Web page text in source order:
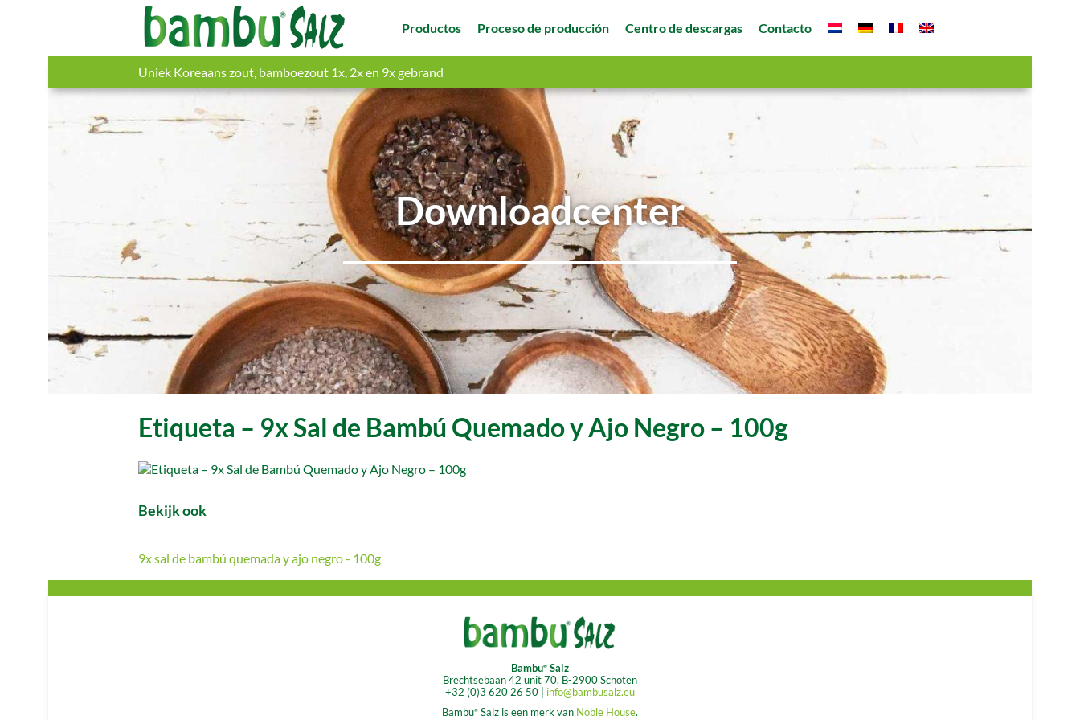
Productos Proceso de producción Centro de descargas Contacto
Uniek Koreaans zout, bamboezout 1x, 2x en 9x gebrand
Downloadcenter
Etiqueta – 9x Sal de Bambú Quemado y Ajo Negro – 100g
Bekijk ook
9x sal de bambú quemada y ajo negro - 100g
Bambu® Salz
Brechtsebaan 42 unit 70, B-2900 Schoten
+32 (0)3 620 26 50 | info@bambusalz.eu
Bambu® Salz is een merk van Noble House.